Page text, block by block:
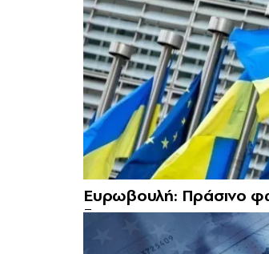
Ευρωβουλή: Πράσινο